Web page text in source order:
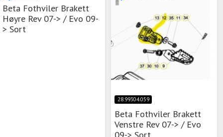
Beta Fothviler Brakett
Høyre Rev 07-> / Evo 09-
> Sort
28.99304.059
Beta Fothviler Brakett
Venstre Rev 07-> / Evo
09-> Sort